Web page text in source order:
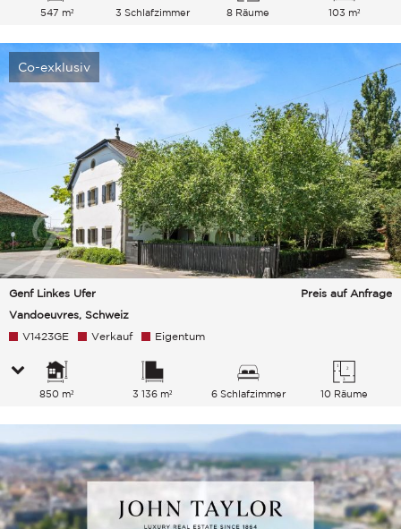
547 m² 3 Schlafzimmer 8 Räume 103 m²
Co-exklusiv
Genf Linkes Ufer
Vandoeuvres, Schweiz
Preis auf Anfrage
V1423GE Verkauf Eigentum
850 m² 3 136 m² 6 Schlafzimmer 10 Räume